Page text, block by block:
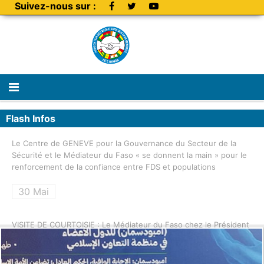
Suivez-nous sur :
Flash Infos
Le Centre de GENEVE pour la Gouvernance du Secteur de la
Sécurité et le Médiateur du Faso « se donnent la main » pour le
renforcement de la confiance entre FDS et populations
30 Mai
VISITE DE COURTOISIE : Le Médiateur du Faso chez le Président
de la Commission de l’UEMOA
30 Mai